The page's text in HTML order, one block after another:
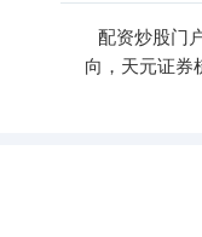
配资炒股门
向，天元证券